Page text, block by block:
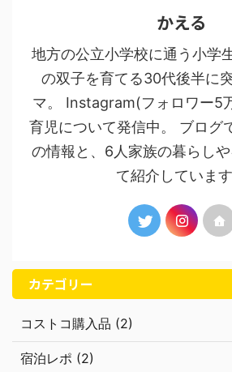
かえる
地方の公立小学校に通う小学
の双子を育てる30代後半に
マ。 Instagram(フォロワー5
育児について発信中。 ブログ
の情報と、6人家族の暮らし
て紹介しています
カテゴリー
コストコ購入品 (2)
宿泊レポ (2)